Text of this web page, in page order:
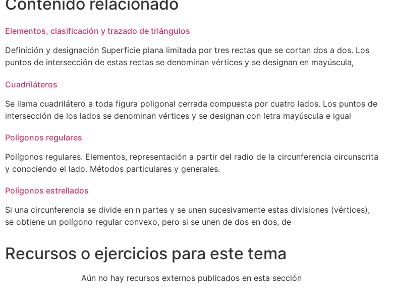
Elementos, clasificación y trazado de triángulos
Definición y designación Superficie plana limitada por tres rectas que se cortan dos a dos. Los
puntos de intersección de estas rectas se denominan vértices y se designan en mayúscula,
Cuadriláteros
Se llama cuadrilátero a toda figura poligonal cerrada compuesta por cuatro lados. Los puntos de
intersección de los lados se denominan vértices y se designan con letra mayúscula e igual
Polígonos regulares
Polígonos regulares. Elementos, representación a partir del radio de la circunferencia circunscrita
y conociendo el lado. Métodos particulares y generales.
Polígonos estrellados
Si una circunferencia se divide en n partes y se unen sucesivamente estas divisiones (vértices),
se obtiene un polígono regular convexo, pero si se unen de dos en dos, de
Recursos o ejercicios para este tema
Aún no hay recursos externos publicados en esta sección